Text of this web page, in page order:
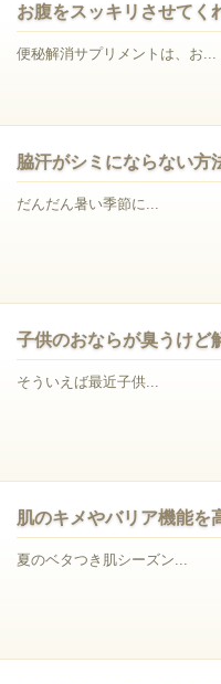
お腹をスッキリさせてく
便秘解消サプリメントは、お...
脇汗がシミにならない方
だんだん暑い季節に...
子供のおならが臭うけど
そういえば最近子供...
肌のキメやバリア機能を
夏のベタつき肌シーズン...